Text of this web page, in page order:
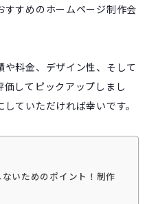
すすめのホームページ制作会
料金、デザイン性、そして
してピックアップしまし
ていただければ幸いです。
いためのポイント！制作